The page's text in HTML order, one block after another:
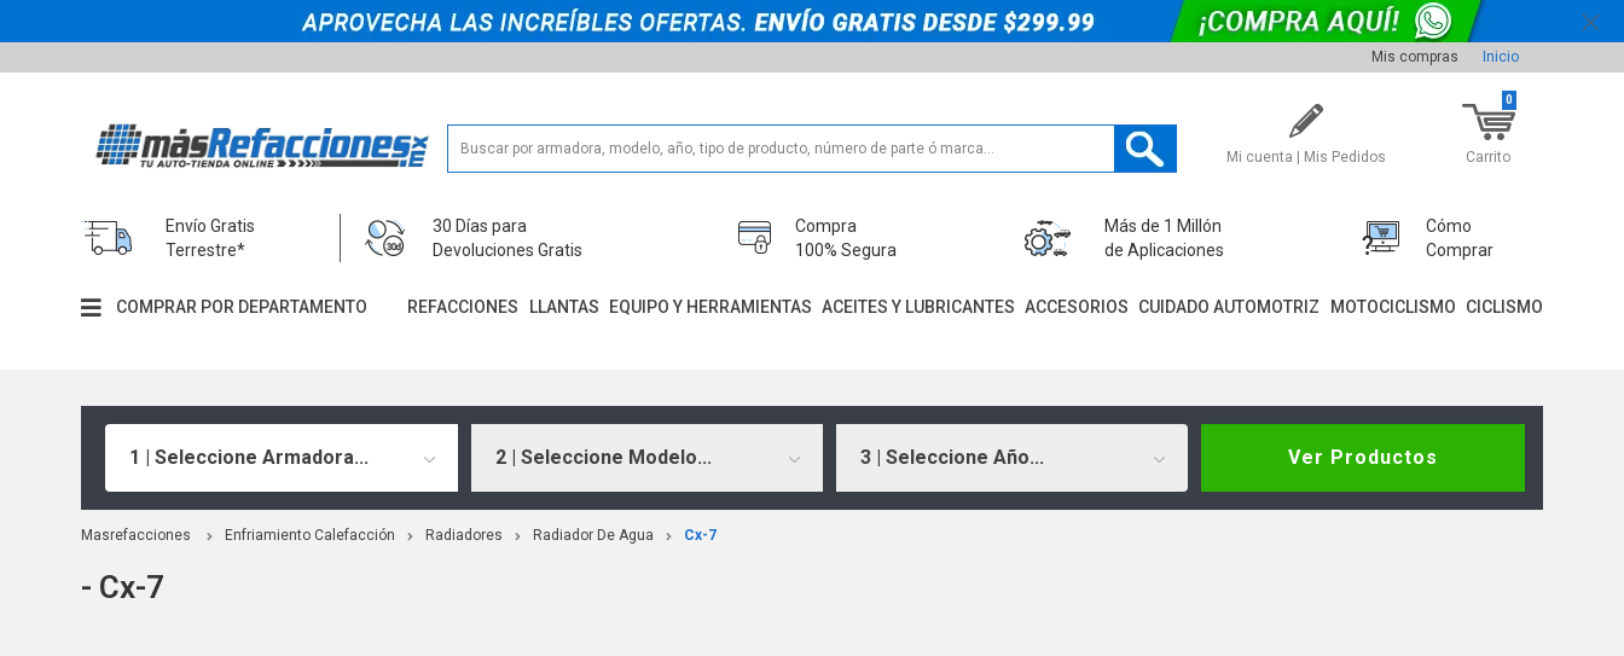
Mis compras Inicio
Mi cuenta | Mis Pedidos Carrito
0
Envío Gratis
Terrestre*
30 Días para
Devoluciones Gratis
Compra
100% Segura
Más de 1 Millón
de Aplicaciones
Cómo
Comprar
COMPRAR POR DEPARTAMENTO REFACCIONES LLANTAS EQUIPO Y HERRAMIENTAS ACEITES Y LUBRICANTES ACCESORIOS CUIDADO AUTOMOTRIZ MOTOCICLISMO CICLISMO
1 | Seleccione Armadora... 2 | Seleccione Modelo... 3 | Seleccione Año... Ver Productos
Masrefacciones Enfriamiento Calefacción Radiadores Radiador De Agua Cx-7
- Cx-7